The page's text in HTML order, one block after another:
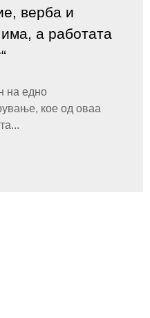
верба и
а работата
на едно
кое од оваа